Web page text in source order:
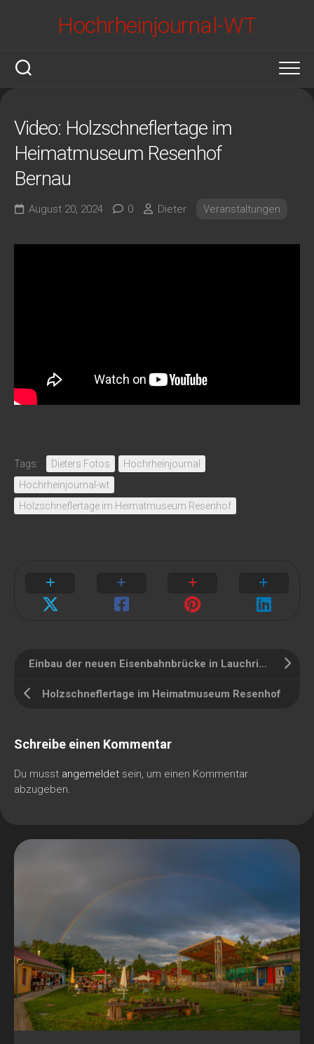
Hochrheinjournal-WT
Video: Holzschneflertage im
Heimatmuseum Resenhof
Bernau
August 20, 2024 0 Dieter Veranstaltungen
Tags: Dieters Fotos
Hochrheinjournal
Hochrheinjournal-wt
Holzschneflertage im Heimatmuseum Resenhof
Einbau der neuen Eisenbahnbrücke in Lauchringen
Holzschneflertage im Heimatmuseum Resenhof
Schreibe einen Kommentar
Du musst angemeldet sein, um einen Kommentar
abzugeben.